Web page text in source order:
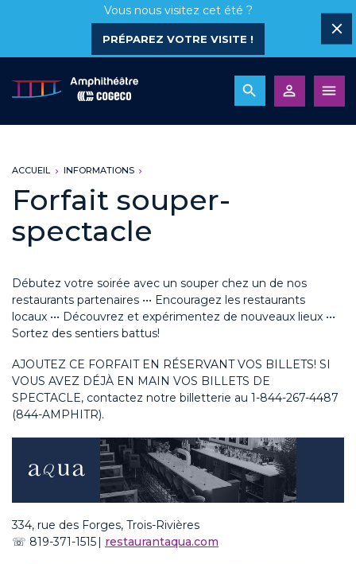
Vous nous visitez cet été ?
PRÉPAREZ VOTRE VISITE !
ACCUEIL INFORMATIONS
Forfait souper-
spectacle
Débutez votre soirée avec un souper chez un de nos
restaurants partenaires ••• Encouragez les restaurants
locaux ••• Découvrez et expérimentez de nouveaux lieux •••
Sortez des sentiers battus!
AJOUTEZ CE FORFAIT EN RÉSERVANT VOS BILLETS! SI
VOUS AVEZ DÉJÀ EN MAIN VOS BILLETS DE
SPECTACLE, contactez notre billetterie au 1-844-267-4487
(844-AMPHITR).
334, rue des Forges, Trois-Rivières
☏ 819-371-1515 | restaurantaqua.com